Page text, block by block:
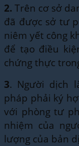
2. Trên cơ sở
đã được sở tư
niêm yết công
để tạo điều
chứng thực
3. Người dịch
pháp phải ký
với phòng tư
nhiệm của
lượng của bản